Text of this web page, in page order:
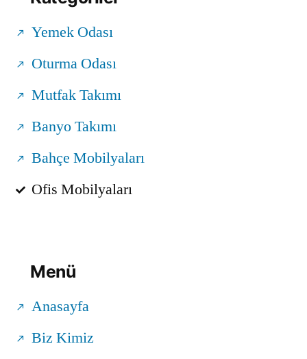
Yemek Odası
Oturma Odası
Mutfak Takımı
Banyo Takımı
Bahçe Mobilyaları
Ofis Mobilyaları
Menü
Anasayfa
Biz Kimiz